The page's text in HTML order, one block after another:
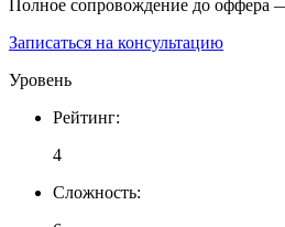
Полное сопровождение до оффера —
Записаться на консультацию
Уровень
Рейтинг:
4
Сложность: